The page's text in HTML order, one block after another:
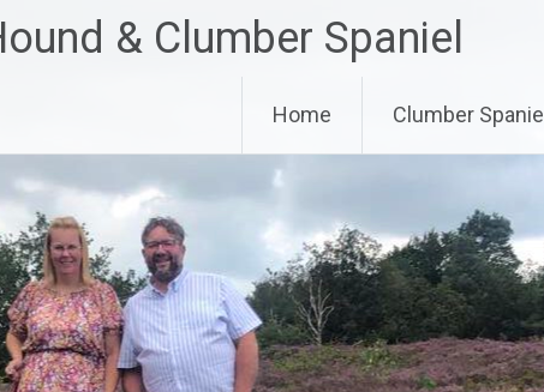
& Clumber Spaniel
Home Clumber Spaniel